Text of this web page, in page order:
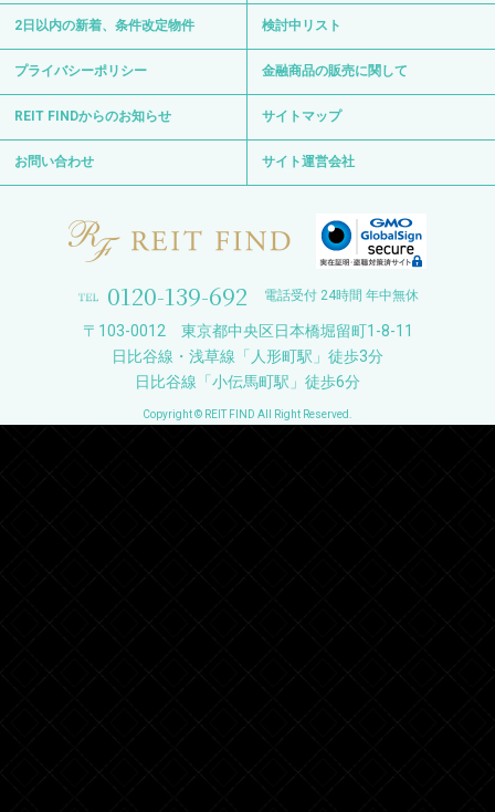
2日以内の新着、条件改定物件 検討中リスト
プライバシーポリシー 金融商品の販売に関して
REIT FINDからのお知らせ サイトマップ
お問い合わせ サイト運営会社
0120-139-692 電話受付 24時間 年中無休
〒103-0012 東京都中央区日本橋堀留町1-8-11
日比谷線・浅草線「人形町駅」徒歩3分
日比谷線「小伝馬町駅」徒歩6分
Copyright © REIT FIND All Right Reserved.